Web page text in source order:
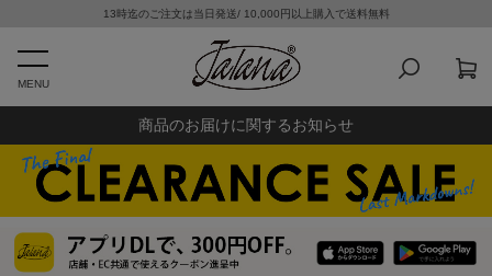
13時迄のご注文は当日発送/ 10,000円以上購入で送料無料
MENU
商品のお届けに関するお知らせ